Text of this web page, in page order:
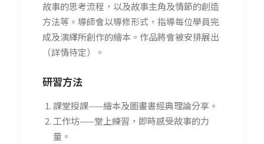
故事的思考流程，以及故事主角及情節的創造
方法等。導師會以導修形式，指導每位學員完
成及演繹所創作的繪本。作品將會被安排展出
（詳情待定）。
研習方法
課堂授課——繪本及圖畫書經典理論分享。
工作坊——堂上練習，即時感受故事的力
量。